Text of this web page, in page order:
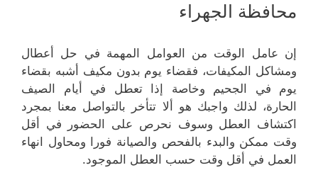
محافظة الجهراء
إن عامل الوقت من العوامل المهمة في حل أعطال
ومشاكل المكيفات، فقضاء يوم بدون مكيف أشبه بقضاء
يوم في الجحيم وخاصة إذا تعطل في أيام الصيف
الحارة، لذلك واجبك هو ألا تتأخر بالتواصل معنا بمجرد
اكتشاف العطل وسوف نحرص على الحضور في أقل
وقت ممكن والبدء بالفحص والصيانة فورا ومحاول انهاء
العمل في أقل وقت حسب العطل الموجود.